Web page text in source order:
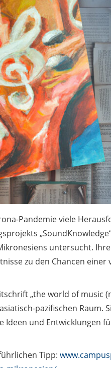
Pandemie viele
untersucht.
zu den Chancen
„the world of music
pazifischen Raum.
Ideen und Entwicklungen
Tipp: